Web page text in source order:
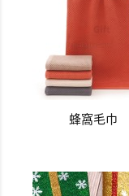
蜂窩毛巾